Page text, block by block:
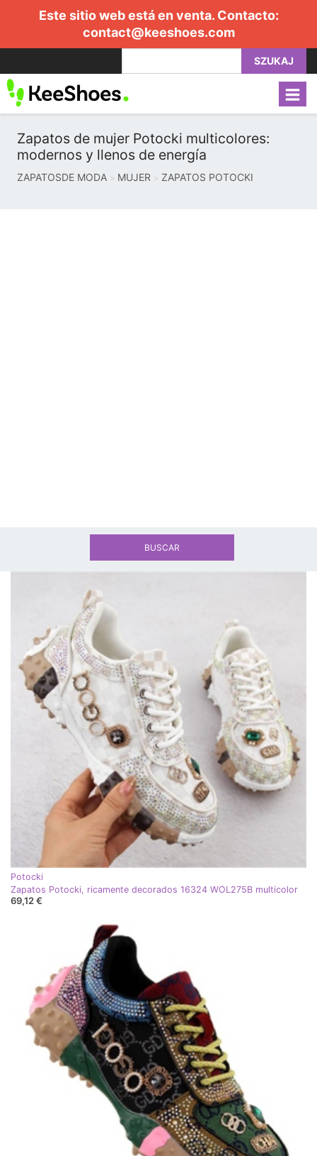
Este sitio web está en venta. Contacto:
contact@keeshoes.com
SZUKAJ
Zapatos de mujer Potocki multicolores:
modernos y llenos de energía
ZAPATOSDE MODA MUJER ZAPATOS POTOCKI
Potocki
Zapatos Potocki, ricamente decorados 16324 WOL275B multicolor
69,12 €
BUSCAR